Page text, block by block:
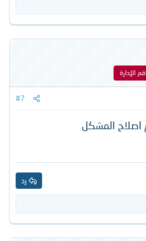
الإدارة
#7
اصلاح المشكل
رد